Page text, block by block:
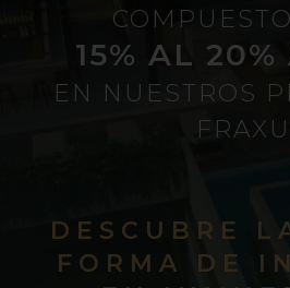
15% AL
EN NUESTROS
FRAXU
DESCUBRE
FORMA DE